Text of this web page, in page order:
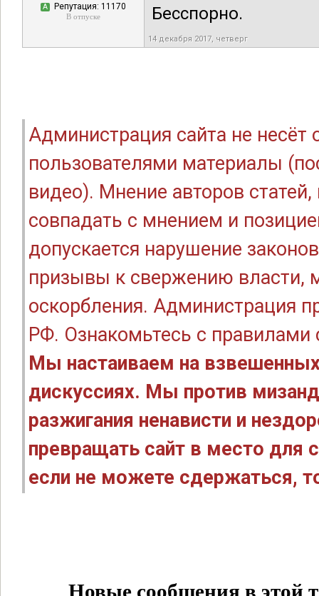
А Репутация: 11170
В отпуске Бесспорно.
14 декабря 2017, четверг
Администрация сайта не
пользователями материалы
видео). Мнение авторов
совпадать с мнением и
допускается нарушение
призывы к свержению власти,
оскорбления. Администрация
РФ. Ознакомьтесь с правилами
Мы настаиваем на
дискуссиях. Мы против
разжигания ненависти и
превращать сайт в место для
если не можете сдержаться,
Новые сообщения в этой